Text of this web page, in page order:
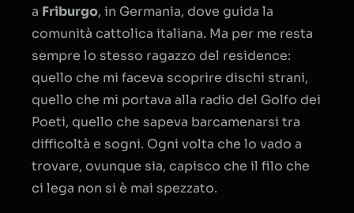
a Friburgo, in Germania, dove guida la
comunità cattolica italiana. Ma per me resta
sempre lo stesso ragazzo del residence:
quello che mi faceva scoprire dischi strani,
quello che mi portava alla radio del Golfo dei
Poeti, quello che sapeva barcamenarsi tra
difficoltà e sogni. Ogni volta che lo vado a
trovare, ovunque sia, capisco che il filo che
ci lega non si è mai spezzato.